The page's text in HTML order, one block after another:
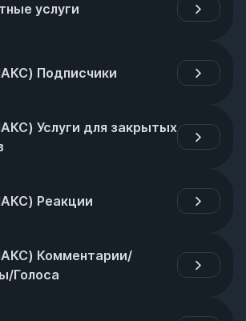
услуги
Подписчики
Услуги для закрытых
Реакции
Комментарии/
Голоса